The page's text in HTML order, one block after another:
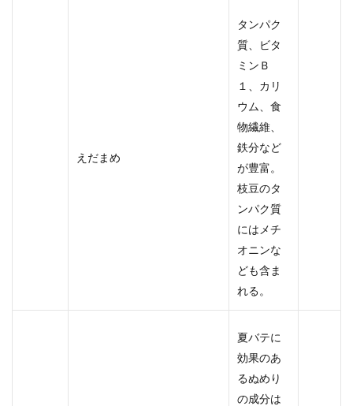
えだまめ
タンパク
質、ビタ
ミンＢ
１、カリ
ウム、食
物繊維、
鉄分など
が豊富。
枝豆のタ
ンパク質
にはメチ
オニンな
ども含ま
れる。
夏バテに
効果のあ
るぬめり
の成分は